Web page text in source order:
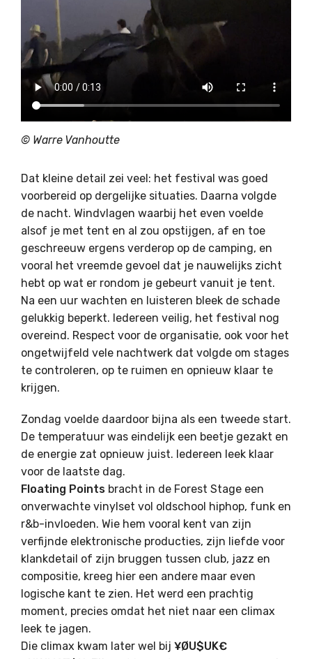
© Warre Vanhoutte
Dat kleine detail zei veel: het festival was goed
voorbereid op dergelijke situaties. Daarna volgde
de nacht. Windvlagen waarbij het even voelde
alsof je met tent en al zou opstijgen, af en toe
geschreeuw ergens verderop op de camping, en
vooral het vreemde gevoel dat je nauwelijks zicht
hebt op wat er rondom je gebeurt vanuit je tent.
Na een uur wachten en luisteren bleek de schade
gelukkig beperkt. Iedereen veilig, het festival nog
overeind. Respect voor de organisatie, ook voor het
ongetwijfeld vele nachtwerk dat volgde om stages
te controleren, op te ruimen en opnieuw klaar te
krijgen.
Zondag voelde daardoor bijna als een tweede start.
De temperatuur was eindelijk een beetje gezakt en
de energie zat opnieuw juist. Iedereen leek klaar
voor de laatste dag.
Floating Points bracht in de Forest Stage een
onverwachte vinylset vol oldschool hiphop, funk en
r&b-invloeden. Wie hem vooral kent van zijn
verfijnde elektronische producties, zijn liefde voor
klankdetail of zijn bruggen tussen club, jazz en
compositie, kreeg hier een andere maar even
logische kant te zien. Het werd een prachtig
moment, precies omdat het niet naar een climax
leek te jagen.
Die climax kwam later wel bij ¥ØU$UK€